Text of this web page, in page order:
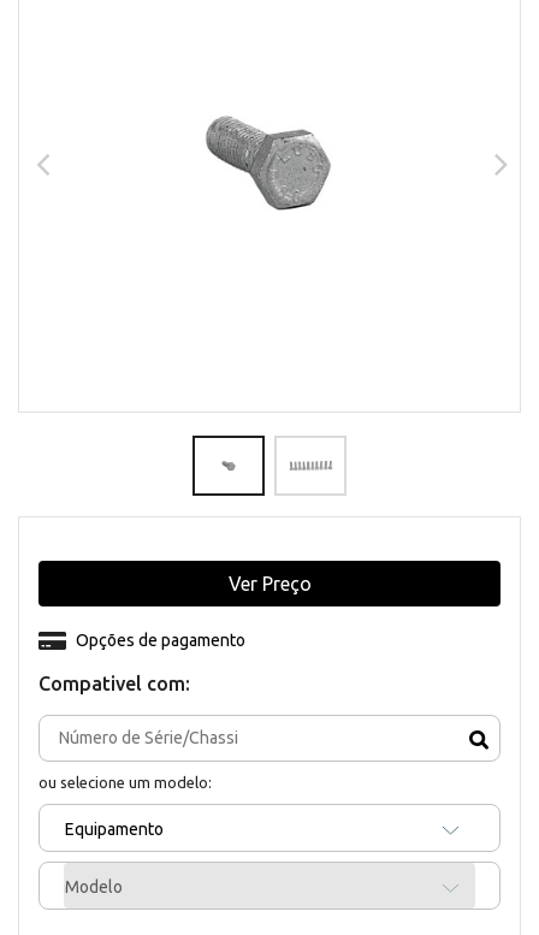
Compativel com:
ou selecione um modelo:
Equipamento
Modelo
Opções de pagamento
Ver Preço